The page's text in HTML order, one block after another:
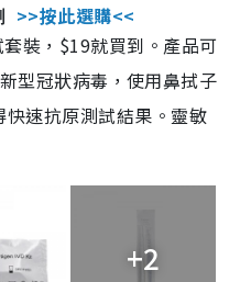
>>按此選購<<
裝，$19就買到。產品可
型冠狀病毒，使用鼻拭子
速抗原測試結果。靈敏
+2